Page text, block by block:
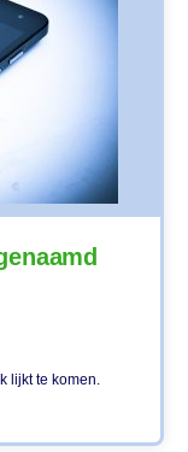
lijkt te komen.